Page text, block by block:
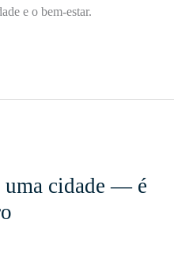
e o bem-estar.
uma cidade — é